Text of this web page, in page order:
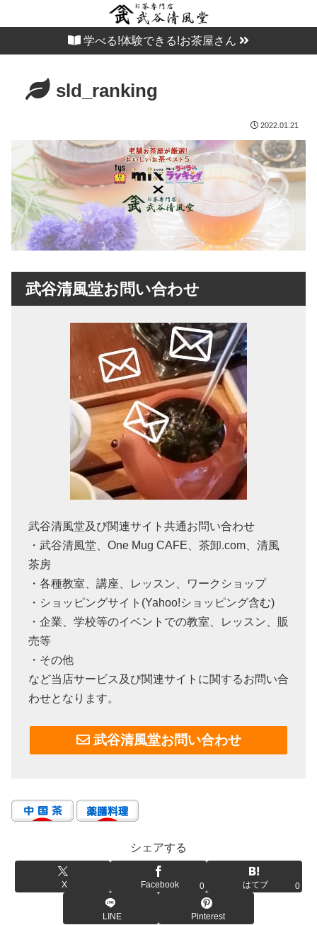
学べる!体験できる!お茶屋さん
sld_ranking
2022.01.21
武谷清風堂お問い合わせ
武谷清風堂及び関連サイト共通お問い合わせ
・武谷清風堂、One Mug CAFE、茶卸.com、清風
茶房
・各種教室、講座、レッスン、ワークショップ
・ショッピングサイト(Yahoo!ショッピング含む)
・企業、学校等のイベントでの教室、レッスン、販
売等
・その他
など当店サービス及び関連サイトに関するお問い合
わせとなります。
武谷清風堂お問い合わせ
シェアする
X Facebook 0 はてブ 0
LINE Pinterest